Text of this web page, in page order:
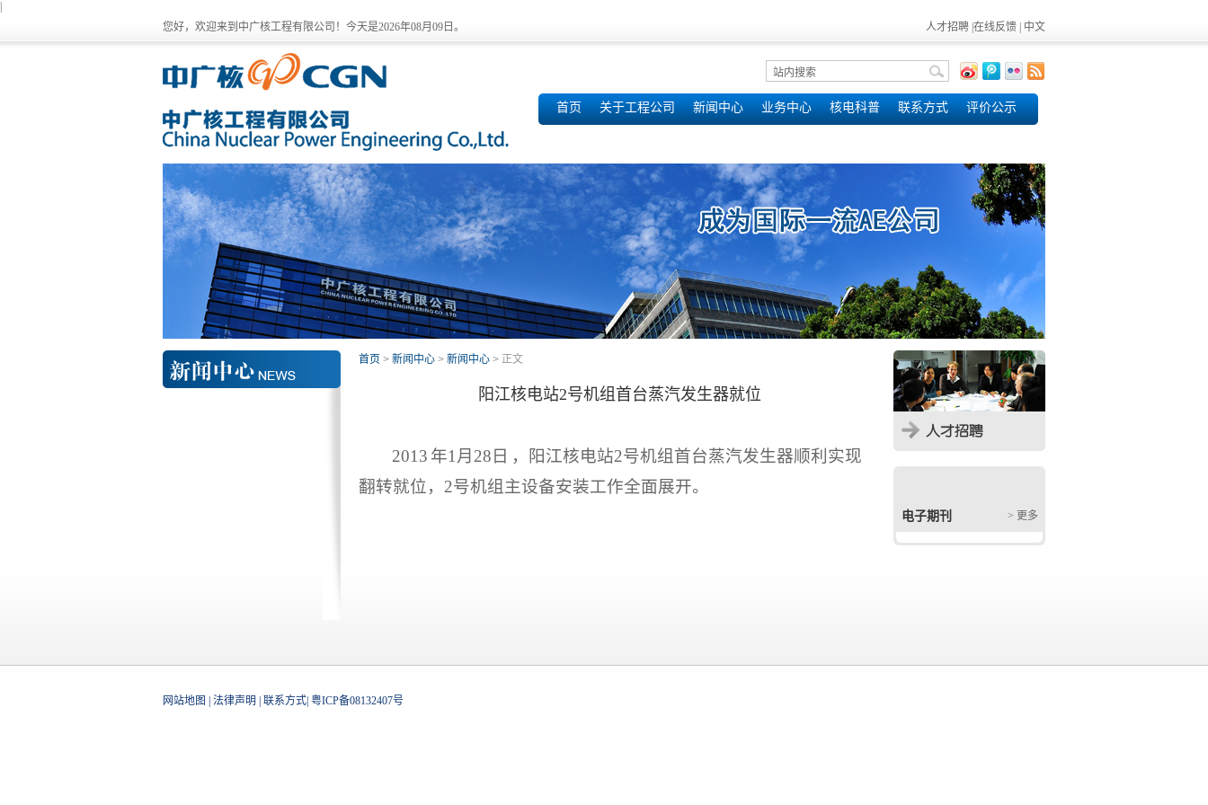
您好，欢迎来到中广核工程有限公司！今天是2026年08月09日。 人才招聘 在线反馈 中文
首页 关于工程公司 新闻中心 业务中心 核电科普 联系方式 评价公示
首页 > 新闻中心 > 新闻中心 > 正文
阳江核电站2号机组首台蒸汽发生器就位
2013 年1 月 28 日 ，阳江核电站2号机组首台蒸汽发生器顺利实现
翻转就位， 2号机组主设备安装工作全面展开。
> 更多
电子期刊
网站地图 法律声明 联系方式 粤ICP备08132407号